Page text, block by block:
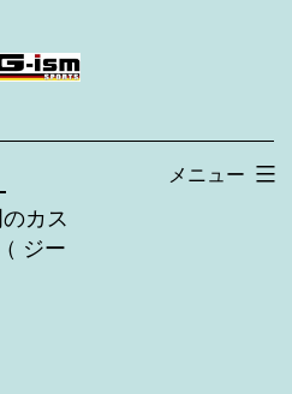
カス
ジー
メニュー